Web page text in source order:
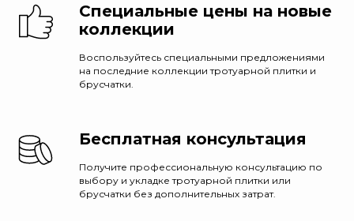
Специальные цены на новые
коллекции
Воспользуйтесь специальными предложениями
на последние коллекции тротуарной плитки и
брусчатки.
Бесплатная консультация
Получите профессиональную консультацию по
выбору и укладке тротуарной плитки или
брусчатки без дополнительных затрат.